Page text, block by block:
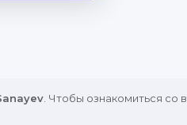
. Чтобы ознакомиться